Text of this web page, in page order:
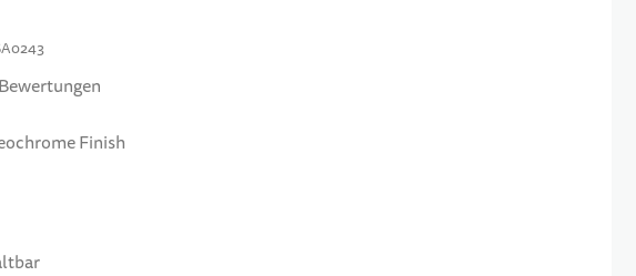
Bewertungen
Finish